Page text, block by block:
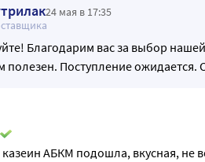
24 мая в 17:35
Благодарим вас за выбор
полезен. Поступление
АБКМ подошла, вкусная, не